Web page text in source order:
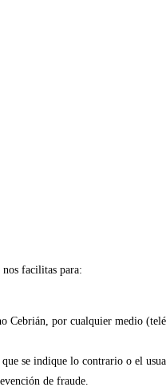
facilitas para:
Cebrián, por cualquier medio
se indique lo contrario o el
de fraude.